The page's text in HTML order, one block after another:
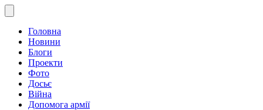
Головна
Новини
Блоги
Проекти
Фото
Досьє
Війна
Допомога армії